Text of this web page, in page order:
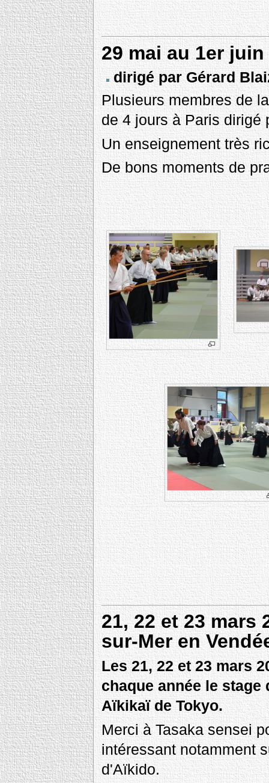
29 mai au 1er
dirigé par Gérard
Plusieurs membres de
de 4 jours à Paris dirigé
Un enseignement très
De bons moments de
21, 22 et 23 mars
sur-Mer en
Les 21, 22 et 23 mars
chaque année le stage
Aïkikaï de Tokyo.
Merci à Tasaka sensei
intéressant notamment
d'Aïkido.